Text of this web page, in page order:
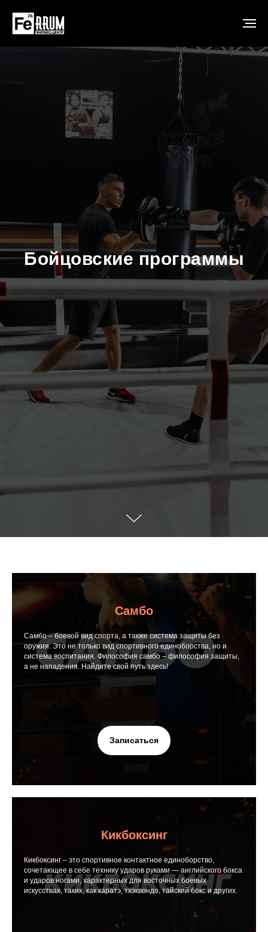
Бойцовские программы
Самбо
Самбо – боевой вид спорта, а также система защиты без
оружия. Это не только вид спортивного единоборства, но и
система воспитания. Философия самбо – философия защиты,
а не нападения. Найдите свой путь здесь!
Записаться
Кикбоксинг
Кикбоксинг – это спортивное контактное единоборство,
сочетающее в себе технику ударов руками — английского бокса
и ударов ногами, характерных для восточных боевых
искусствах, таких, как каратэ, тхэквондо, тайский бокс и других.